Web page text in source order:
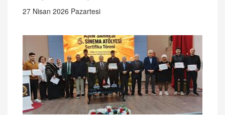
27 Nisan 2026 Pazartesi